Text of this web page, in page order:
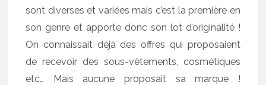
sont diverses et variées mais c’est la première en
son genre et apporte donc son lot d’originalité !
On connaissait déjà des offres qui proposaient
de recevoir des sous-vêtements, cosmétiques
etc… Mais aucune proposait sa marque !